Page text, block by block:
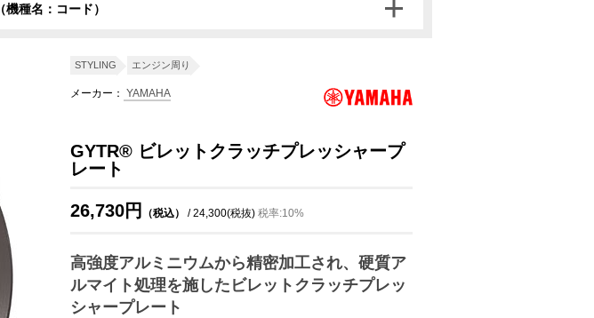
（機種名：コード）
STYLING エンジン周り
メーカー： YAMAHA
GYTR® ビレットクラッチプレッシャープ
レート
26,730円 （税込） / 24,300(税抜) 税率:10%
高強度アルミニウムから精密加工され、硬質ア
ルマイト処理を施したビレットクラッチプレッ
シャープレート